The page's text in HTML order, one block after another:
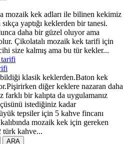
kek adları ile bilinen kekimiz
yaptığı keklerden bir tanesi.
daha bir güzel oluyor ama
Çikolatalı mozaik kek tarifi için
size kalmış ama bu tür kekler...
klasik keklerden.Baton kek
diğer keklere nazaran daha
farklı bir kalıpta da uygulamanız
istediğiniz kadar
tepsiler için 5 kahve fincanı
mozaik kek için gereken
türk kahve...